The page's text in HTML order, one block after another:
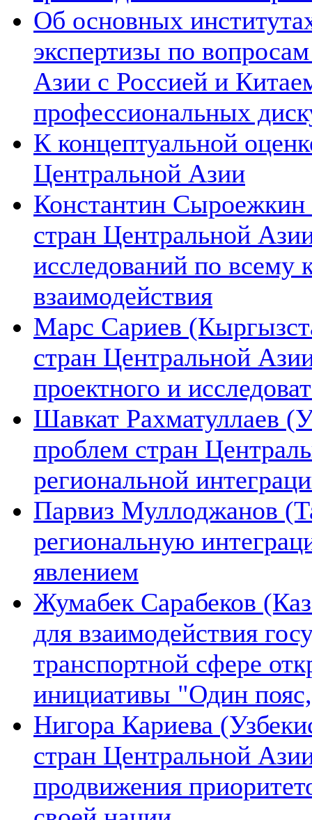
Об основных
экспертизы по
Азии с Россией и
профессиональных
К концептуальной
Центральной Азии
Константин Сыроежкин
стран Центральной
исследований по всему
взаимодействия
Марс Сариев
стран Центральной
проектного и
Шавкат Рахматуллаев
проблем стран
региональной
Парвиз Муллоджанов
региональную
явлением
Жумабек Сарабеков
для взаимодействия
транспортной сфере
инициативы "Один
Нигора Кариева
стран Центральной
продвижения